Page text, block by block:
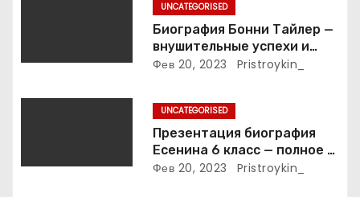
UNCATEGORISED
Биография Бонни Тайлер —
внушительные успехи и
интимные подробности
Фев 20, 2023 Pristroykin_
UNCATEGORISED
Презентация биография
Есенина 6 класс — полное и
подробное описание жизни
Фев 20, 2023 Pristroykin_